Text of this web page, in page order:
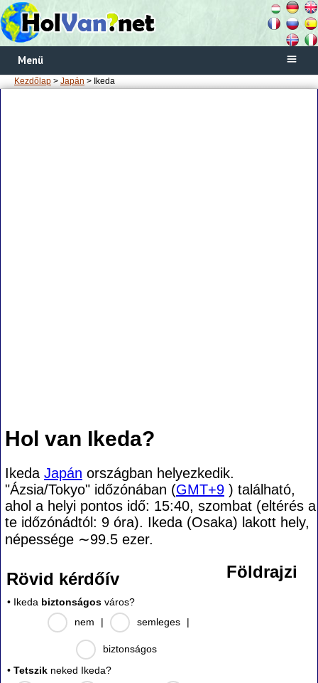
Menü
Kezdőlap > Japán > Ikeda
Hol van Ikeda?
Ikeda Japán országban helyezkedik.
"Ázsia/Tokyo" időzónában (GMT+9 ) található,
ahol a helyi pontos idő: 15:40, szombat (eltérés a
te időzónádtól: 9 óra). Ikeda (Osaka) lakott hely,
népessége ∼99.5 ezer.
Rövid kérdőív
• Ikeda biztonságos város?
nem
| semleges |
biztonságos
• Tetszik neked Ikeda?
Földrajzi